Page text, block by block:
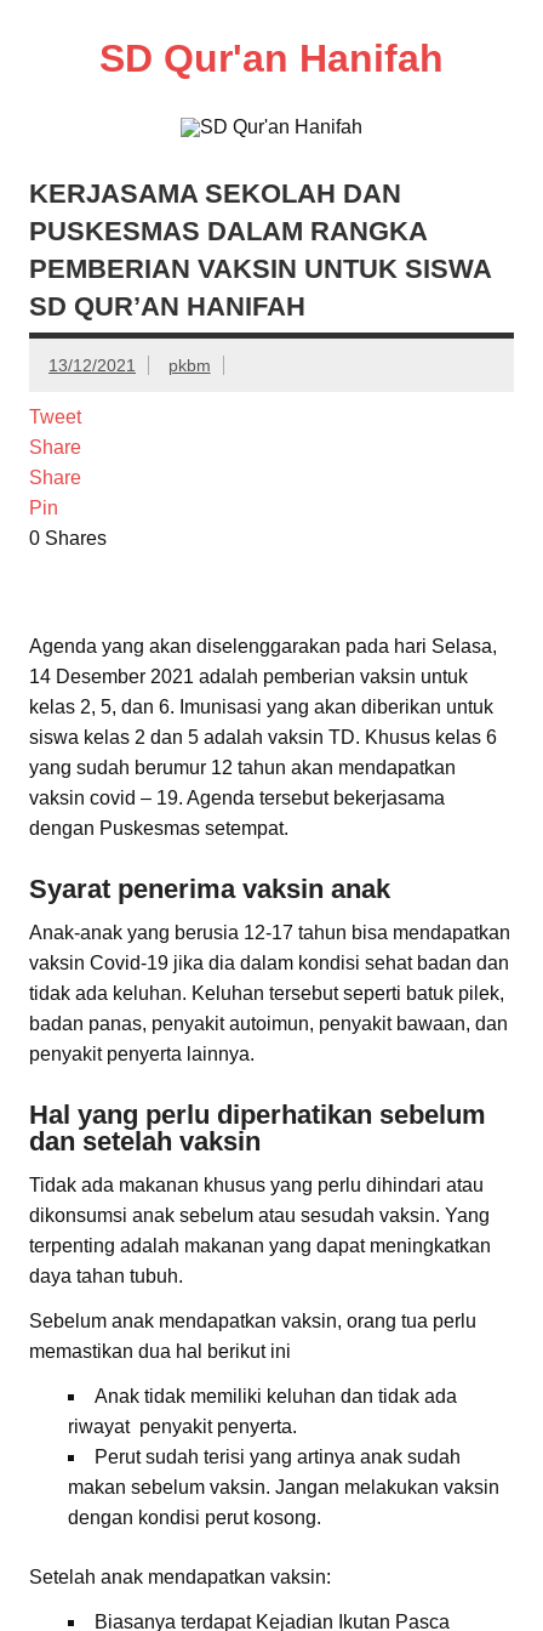
SD Qur'an Hanifah
KERJASAMA SEKOLAH DAN
PUSKESMAS DALAM RANGKA
PEMBERIAN VAKSIN UNTUK SISWA
SD QUR’AN HANIFAH
13/12/2021 pkbm
Tweet
Share
Share
Pin
0 Shares
Agenda yang akan diselenggarakan pada hari Selasa,
14 Desember 2021 adalah pemberian vaksin untuk
kelas 2, 5, dan 6. Imunisasi yang akan diberikan untuk
siswa kelas 2 dan 5 adalah vaksin TD. Khusus kelas 6
yang sudah berumur 12 tahun akan mendapatkan
vaksin covid – 19. Agenda tersebut bekerjasama
dengan Puskesmas setempat.
Syarat penerima vaksin anak
Anak-anak yang berusia 12-17 tahun bisa mendapatkan
vaksin Covid-19 jika dia dalam kondisi sehat badan dan
tidak ada keluhan. Keluhan tersebut seperti batuk pilek,
badan panas, penyakit autoimun, penyakit bawaan, dan
penyakit penyerta lainnya.
Hal yang perlu diperhatikan sebelum
dan setelah vaksin
Tidak ada makanan khusus yang perlu dihindari atau
dikonsumsi anak sebelum atau sesudah vaksin. Yang
terpenting adalah makanan yang dapat meningkatkan
daya tahan tubuh.
Sebelum anak mendapatkan vaksin, orang tua perlu
memastikan dua hal berikut ini
Anak tidak memiliki keluhan dan tidak ada
riwayat penyakit penyerta.
Perut sudah terisi yang artinya anak sudah
makan sebelum vaksin. Jangan melakukan vaksin
dengan kondisi perut kosong.
Setelah anak mendapatkan vaksin:
Biasanya terdapat Kejadian Ikutan Pasca